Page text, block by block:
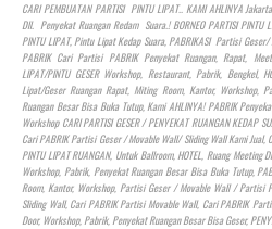
CARI PEMBUATAN PARTISI PINTU LIPAT.. KAMI AHLINYA
Dll. Penyekat Ruangan Redam Suara.! BORNEO PARTISI PINTU
PINTU LIPAT, Pintu Lipat Kedap Suara, PABRIKASI Partisi
PABRIK Cari Partisi PABRIK Penyekat Ruangan, Rapat,
LIPAT/PINTU GESER Workshop, Restaurant, Pabrik, Bengkel,
Lipat/Geser Ruangan Rapat, Miting Room, Kantor, Workshop,
Ruangan Besar Bisa Buka Tutup, Kami AHLINYA! PABRIK
Workshop CARI PARTISI GESER / PENYEKAT RUANGAN
Cari PABRIK Partisi Geser / Movable Wall/ Sliding Wall Kami Jual,
PINTU LIPAT RUANGAN, Untuk Ballroom,HOTEL, Ruang Meeting
Workshop, Pabrik, Penyekat Ruangan Besar Bisa Buka Tutup,
Room, Kantor, Workshop, Partisi Geser / Movable Wall / Partisi
Sliding Wall, Cari PABRIK Partisi Movable Wall, Cari PABRIK
Door, Workshop, Pabrik, Penyekat Ruangan Besar Bisa Geser,